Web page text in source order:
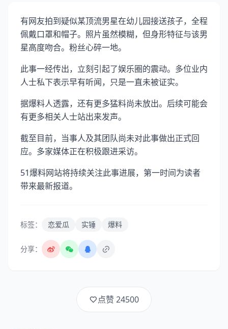
有网友拍到疑似某顶流男星在幼儿园接送孩子，全程
佩戴口罩和帽子。照片虽然模糊，但身形特征与该男
星高度吻合。粉丝心碎一地。
此事一经传出，立刻引起了娱乐圈的震动。多位业内
人士私下表示早有听闻，只是一直未被证实。
据爆料人透露，还有更多猛料尚未放出。后续可能会
有更多相关人士站出来发声。
截至目前，当事人及其团队尚未对此事做出正式回
应。多家媒体正在积极跟进采访。
51爆料网站将持续关注此事进展，第一时间为读者
带来最新报道。
标签： 恋爱瓜 实锤 爆料
分享：
点赞24500